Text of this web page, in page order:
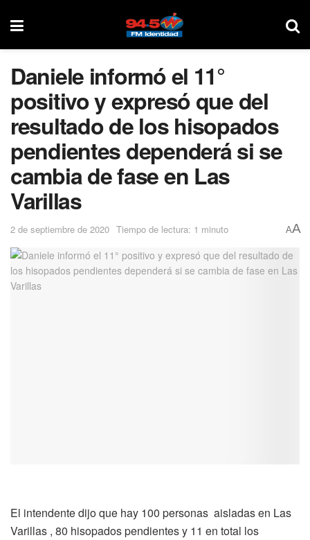
Daniele informó el 11°
positivo y expresó que del
resultado de los hisopados
pendientes dependerá si se
cambia de fase en Las
Varillas
2 de septiembre de 2020 Tiempo de lectura: 1 minuto AA
El intendente dijo que hay 100 personas aisladas en Las
Varillas , 80 hisopados pendientes y 11 en total los